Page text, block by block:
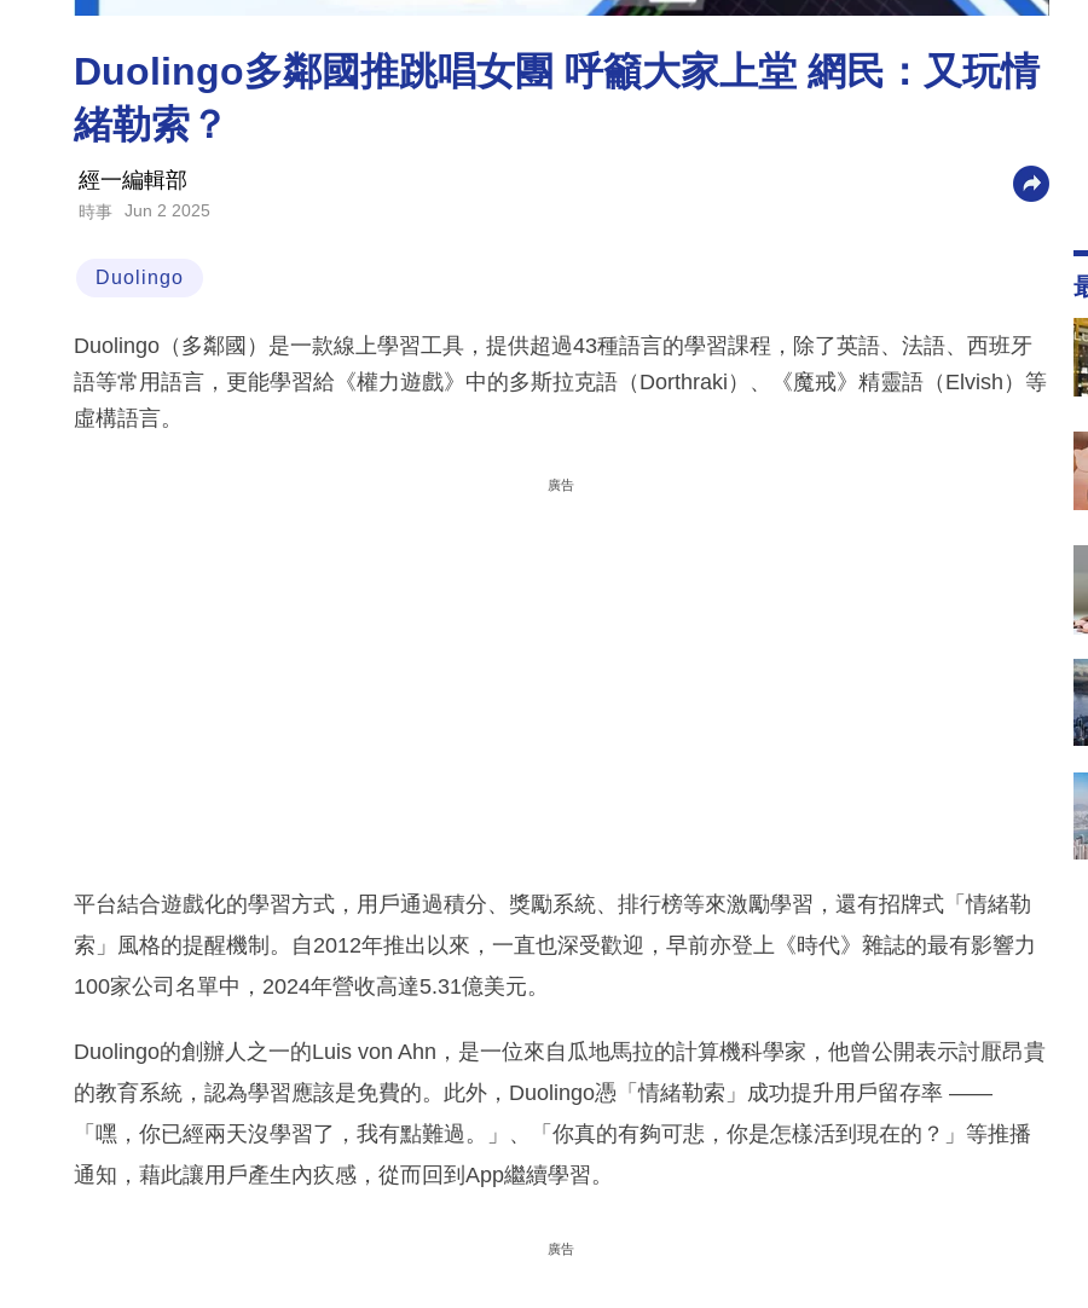
Duolingo多鄰國推跳唱女團 呼籲大家上堂 網民：又玩情
緒勒索？
經一編輯部
時事 Jun 2 2025
Duolingo
Duolingo（多鄰國）是一款線上學習工具，提供超過43種語言的學習課程，除了英語、法語、西班牙
語等常用語言，更能學習給《權力遊戲》中的多斯拉克語（Dorthraki）、《魔戒》精靈語（Elvish）等
虛構語言。
廣告
平台結合遊戲化的學習方式，用戶通過積分、獎勵系統、排行榜等來激勵學習，還有招牌式「情緒勒
索」風格的提醒機制。自2012年推出以來，一直也深受歡迎，早前亦登上《時代》雜誌的最有影響力
100家公司名單中，2024年營收高達5.31億美元。
Duolingo的創辦人之一的Luis von Ahn，是一位來自瓜地馬拉的計算機科學家，他曾公開表示討厭昂貴
的教育系統，認為學習應該是免費的。此外，Duolingo憑「情緒勒索」成功提升用戶留存率 ——
「嘿，你已經兩天沒學習了，我有點難過。」、「你真的有夠可悲，你是怎樣活到現在的？」等推播
通知，藉此讓用戶產生內疚感，從而回到App繼續學習。
廣告